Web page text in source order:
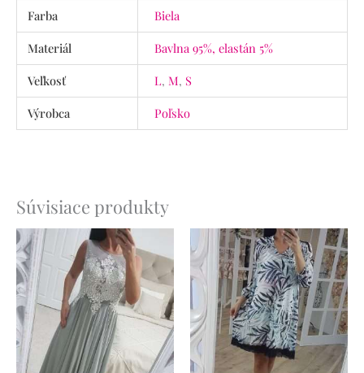
Farba
Biela
Materiál
Bavlna 95%, elastán 5%
Veľkosť
L, M, S
Výrobca
Poľsko
Súvisiace produkty